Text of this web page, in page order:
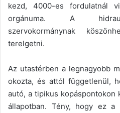
kezd, 4000-es fordulatnál
orgánuma. A
szervokormánynak
terelgetni.
Az utastérben a legnagyobb
okozta, és attól függetlenül,
autó, a tipikus kopáspontokon
állapotban. Tény, hogy ez